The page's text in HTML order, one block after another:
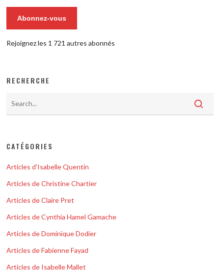
Abonnez-vous
Rejoignez les 1 721 autres abonnés
RECHERCHE
CATÉGORIES
Articles d'Isabelle Quentin
Articles de Christine Chartier
Articles de Claire Pret
Articles de Cynthia Hamel Gamache
Articles de Dominique Dodier
Articles de Fabienne Fayad
Articles de Isabelle Mallet